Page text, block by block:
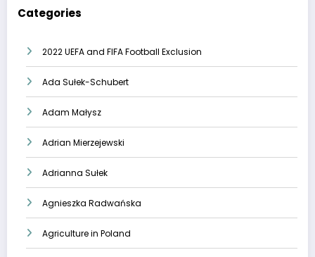
Categories
2022 UEFA and FIFA Football Exclusion
Ada Sułek-Schubert
Adam Małysz
Adrian Mierzejewski
Adrianna Sułek
Agnieszka Radwańska
Agriculture in Poland